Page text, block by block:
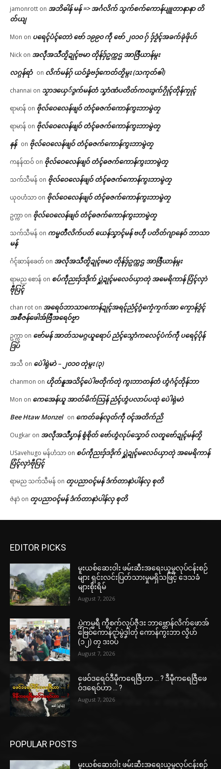
jamonrott on အဘိဓါန် မန် => အၚ်္ဂလိက် သွက်စက်ကောန်ပျူတာနာနာ တိ
တ်ယျ
Mon on ပရေၚ်ပံၚ်တောဲ ဗော် ၁၉၉၀ ကဵု ဗော် ၂၀၁၀ ဂှ် ဒှ်ဒၟံၚ်အခက်ခုဲဖိုဟ်
Nick on အလဵုအသဳတၟိဍုၚ်ဗမာ တိုန်ဒှ်ဥက္ကဌ အာဇြဳယာန်မ္ဂး
လဂ္ဂန်ရာံ on လိက်မန်ဂှ် ယဝ်ခၞံဗဒှ်ကေတ်တၟိမ္ဂး (သကုတ်ၜါ)
channai on သၟာဒယှေ်ဒွက်မန်တံ သၞာံဏံပတိတ်ကဝးဒွက်ဂၠိုၚ်တိုန်ကၠုၚ်
ရာမာန် on ဗိုလ်ဝေလေန်ဖျဝ် တံၚ်ဓဇက်ကောန်ကွးဘာမွဲတၠ
ရာမာန် on ဗိုလ်ဝေလေန်ဖျဝ် တံၚ်ဓဇက်ကောန်ကွးဘာမွဲတၠ
နန် on ဗိုလ်ဝေလေန်ဖျဝ် တံၚ်ဓဇက်ကောန်ကွးဘာမွဲတၠ
ကနန်ထဝ် on ဗိုလ်ဝေလေန်ဖျဝ် တံၚ်ဓဇက်ကောန်ကွးဘာမွဲတၠ
သက်သီမန် on ဗိုလ်ဝေလေန်ဖျဝ် တံၚ်ဓဇက်ကောန်ကွးဘာမွဲတၠ
ယုဝဟံသာ on ဗိုလ်ဝေလေန်ဖျဝ် တံၚ်ဓဇက်ကောန်ကွးဘာမွဲတၠ
ဥက္ကာ on ဗိုလ်ဝေလေန်ဖျဝ် တံၚ်ဓဇက်ကောန်ကွးဘာမွဲတၠ
သက်သီမန် on ကမ္မတဳလိက်ပတ် ယေန်သၞာၚ်မန် ဗဟဵု ပတိတ်ဂျာနေဝ် ဘာသာ
မန်
ဂံၚ်ဆာန်ခေတ် on အလဵုအသဳတၟိဍုၚ်ဗမာ တိုန်ဒှ်ဥက္ကဌ အာဇြဳယာန်မ္ဂး
ရာမည စောန် on စပ်ကဵုညးဒှ်ဒဒိုက် ပ္ဋဲဍုၚ်မလေဝ်ယှာတုဲ အမေရိကာန် ပြံၚ်လှာဲ
ဗီုပြၚ်
chan rot on အရေဝ်ဘာသာကောန်ဍုၚ်အရၚ်ညံၚ်ဂွံကၠေံကၠက်အာ ကၠောန်ဒၟံၚ်
အစဳဇန်ဖေါအ်ဗြဳအရေဝ်ဗၟာ
ဥက္ကာ on ဗော်မန် အာတ်သမဂ္ဂယူရောပ် ညံၚ်သ္ဂောံကလေၚ်ပံက်ကဵု ပရေၚ်ပိုန်
ဒြပ်
အသီ on ပေဲါရုဲမာဲ – ၂၀၁၀ တုဲမ္ဂး (၃)
chanmon on ဟိုတ်နူအသိၚ်ပေဲါဗတိုက်တုဲ ကွးဘာတန်တံ ဟွံဂံၚ်တိုန်ဘာ
Mon on ကေအေန်ယူ အာတ်မိက်သြန် ညံၚ်ဟွံပလာပ်ပထုဲ ပေဲါရုဲမာဲ
Bee Htaw Monzel on ကေတ်ခန်လ္ၚတ်ကဵု ၀ၚ်အတိက်ညိ
Ougkar on အလဵုအသဳပၞာန် စွံစိုတ် ဗော်ဟွံလုပ်သၞောဝ် လတူဗော်ဍုၚ်မန်တၟိ
USavehugo မန်ဟံသာ on စပ်ကဵုညးဒှ်ဒဒိုက် ပ္ဋဲဍုၚ်မလေဝ်ယှာတုဲ အမေရိကာန်
ပြံၚ်လှာဲဗီုပြၚ်
ရာမည သက်သီမန် on တၠပညာဝၚ်မန် ဒံက်တာနာဲပါန်လှ စုတိ
ဇဲနာဲ on တၠပညာဝၚ်မန် ဒံက်တာနာဲပါန်လှ စုတိ
EDITOR PICKS
မူးယစ်ဆေးဝါး ဖမ်းဆီးအရေးယူမှုလုပ်ငန်းစဉ်
များ ရှင်းလင်းပြတ်သားမှုမရှိသဖြင့် ဒေသခံ
များစိုးရိမ်
August 7, 2026
ပ္ဍဲကမ္မရဳ ကွဳစက်လုပ်ဇီုဒး ဘာဗ္တောန်လိက်ဖောအ်
ဗြေဝ်ကောန်ၚာ်မွဲဒၞါဲတုဲ ကောန်ကွးဘာ လၟိဟ်
(၁၂) တၠ ဒးဝပ်
August 7, 2026
ဖေဝ်ဒရေဝ်ဒဳမဵုကရေဇြဳဟာ … ? ဒဳမဵုကရေဇြဳဖေ
ဝ်ဒရေဝ်ဟာ … ?
August 7, 2026
POPULAR POSTS
မူးယစ်ဆေးဝါး ဖမ်းဆီးအရေးယူမှုလုပ်ငန်းစဉ်